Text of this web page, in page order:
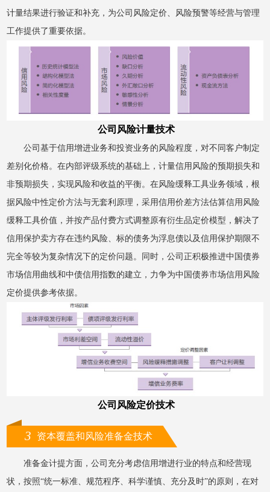
计量结果进行验证和补充，为公司风险定价、风险预警等经营与管理
工作提供了重要依据。
公司风险计量技术
公司基于信用增进业务和投资业务的风险程度，对不同客户制定
差别化价格。在内部评级系统的基础上，计量信用风险的预期损失和
非预期损失，实现风险和收益的平衡。在风险缓释工具业务领域，根
据风险中性定价方法与无套利原理，采用信用价差方法估算信用风险
缓释工具价值，并按产品付费方式调整原有衍生品定价模型，解决了
信用保护卖方存在违约风险、标的债务为浮息债以及信用保护期限不
完全等较为复杂情况下的定价问题。同时，公司正积极推进中国债券
市场信用曲线和中债信用指数的建立，力争为中国债券市场信用风险
定价提供参考依据。
公司风险定价技术
3 资本覆盖和风险准备金技术
准备金计提方面，公司充分考虑信用增进行业的特点和经营现
状，按照“统一标准、规范程序、科学谨慎、充分及时”的原则，在对